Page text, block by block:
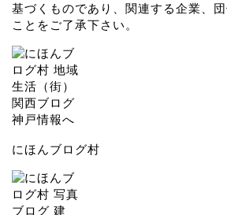
基づくものであり、関連する企業、
ことをご了承下さい。
にほんブログ村